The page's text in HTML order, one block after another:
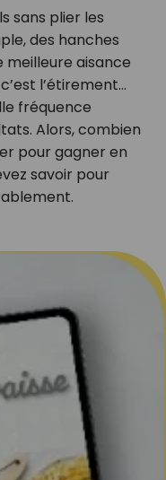
sans plier les
des hanches
meilleure aisance
l’étirement…
fréquence
Alors, combien
pour gagner en
savoir pour